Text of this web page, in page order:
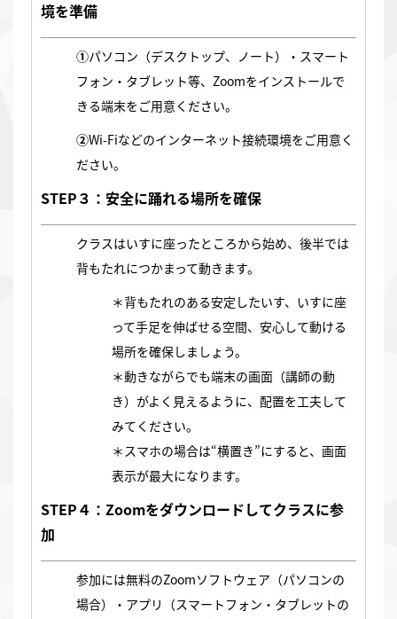
境を準備
①パソコン（デスクトップ、ノート）・スマート
フォン・タブレット等、Zoomをインストールで
きる端末をご用意ください。
②Wi-Fiなどのインターネット接続環境をご用意く
ださい。
STEP３：安全に踊れる場所を確保
クラスはいすに座ったところから始め、後半では
背もたれにつかまって動きます。
＊背もたれのある安定したいす、いすに座
って手足を伸ばせる空間、安心して動ける
場所を確保しましょう。
＊動きながらでも端末の画面（講師の動
き）がよく見えるように、配置を工夫して
みてください。
＊スマホの場合は“横置き”にすると、画面
表示が最大になります。
STEP４：Zoomをダウンロードしてクラスに参
加
参加には無料のZoomソフトウェア（パソコンの
場合）・アプリ（スマートフォン・タブレットの